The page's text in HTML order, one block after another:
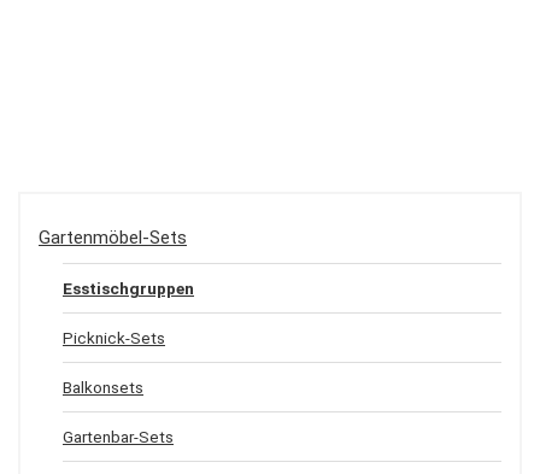
Gartenmöbel-Sets
Esstischgruppen
Picknick-Sets
Balkonsets
Gartenbar-Sets